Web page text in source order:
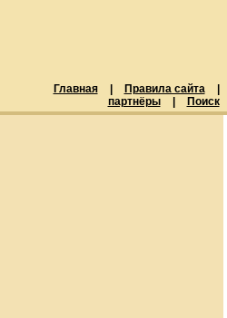
Главная Правила сайта
партнёры
Поиск